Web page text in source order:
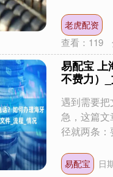
老虎配资
查看： 119
易配宝 上
不费力）
遇到需要
急，这篇
径就两条：
易配宝 日